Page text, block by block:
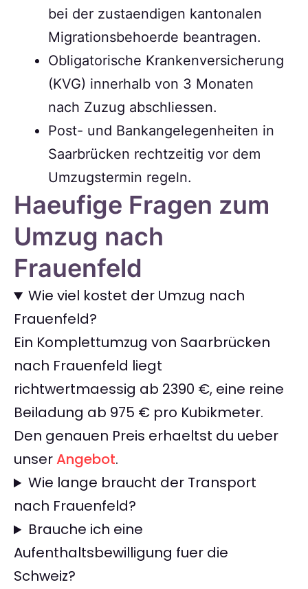
bei der zustaendigen kantonalen
Migrationsbehoerde beantragen.
Obligatorische Krankenversicherung
(KVG) innerhalb von 3 Monaten
nach Zuzug abschliessen.
Post- und Bankangelegenheiten in
Saarbrücken rechtzeitig vor dem
Umzugstermin regeln.
Haeufige Fragen zum
Umzug nach
Frauenfeld
Wie viel kostet der Umzug nach
Frauenfeld?
Ein Komplettumzug von Saarbrücken
nach Frauenfeld liegt
richtwertmaessig ab 2390 €, eine reine
Beiladung ab 975 € pro Kubikmeter.
Den genauen Preis erhaeltst du ueber
unserAngebot.
Wie lange braucht der Transport
nach Frauenfeld?
Brauche ich eine
Aufenthaltsbewilligung fuer die
Schweiz?